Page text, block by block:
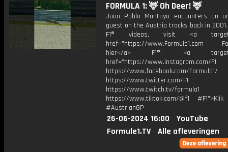
FORMULA 1: 🦌 Oh Deer! 🦌
Juan Pablo Montoya encounters an
guest on the Austria tracks back in
F1® videos, visit <a
href="https://www.Formula1.com
hier</a> F1®: <a
href="https://www.instagram.com/F1
https://www.facebook.com/Formula1/
https://www.twitter.com/F1
https://www.twitch.tv/formula1
https://www.tiktok.com/@f1
#AustrianGP
26-06-2024 16:00
YouTube
Formule1.TV
Alle afleveringen